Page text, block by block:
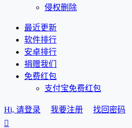
侵权删除
最近更新
软件排行
安卓排行
捐赠我们
免费红包
支付宝免费红包
Hi, 请登录 我要注册 找回密码
